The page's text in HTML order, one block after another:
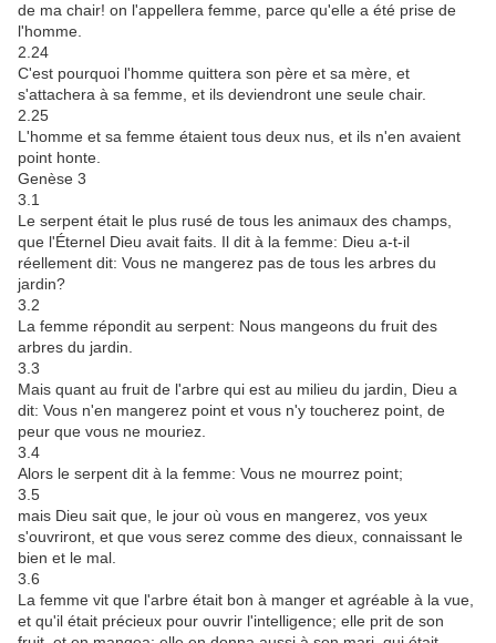
de ma chair! on l'appellera femme, parce qu'elle a été prise de
l'homme.
2.24
C'est pourquoi l'homme quittera son père et sa mère, et
s'attachera à sa femme, et ils deviendront une seule chair.
2.25
L'homme et sa femme étaient tous deux nus, et ils n'en avaient
point honte.
Genèse 3
3.1
Le serpent était le plus rusé de tous les animaux des champs,
que l'Éternel Dieu avait faits. Il dit à la femme: Dieu a-t-il
réellement dit: Vous ne mangerez pas de tous les arbres du
jardin?
3.2
La femme répondit au serpent: Nous mangeons du fruit des
arbres du jardin.
3.3
Mais quant au fruit de l'arbre qui est au milieu du jardin, Dieu a
dit: Vous n'en mangerez point et vous n'y toucherez point, de
peur que vous ne mouriez.
3.4
Alors le serpent dit à la femme: Vous ne mourrez point;
3.5
mais Dieu sait que, le jour où vous en mangerez, vos yeux
s'ouvriront, et que vous serez comme des dieux, connaissant le
bien et le mal.
3.6
La femme vit que l'arbre était bon à manger et agréable à la vue,
et qu'il était précieux pour ouvrir l'intelligence; elle prit de son